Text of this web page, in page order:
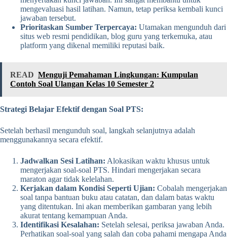
mengevaluasi hasil latihan. Namun, tetap periksa kembali kunci
jawaban tersebut.
Prioritaskan Sumber Terpercaya: Utamakan mengunduh dari
situs web resmi pendidikan, blog guru yang terkemuka, atau
platform yang dikenal memiliki reputasi baik.
READ Menguji Pemahaman Lingkungan: Kumpulan
Contoh Soal Ulangan Kelas 10 Semester 2
Strategi Belajar Efektif dengan Soal PTS:
Setelah berhasil mengunduh soal, langkah selanjutnya adalah
menggunakannya secara efektif.
Jadwalkan Sesi Latihan: Alokasikan waktu khusus untuk
mengerjakan soal-soal PTS. Hindari mengerjakan secara
maraton agar tidak kelelahan.
Kerjakan dalam Kondisi Seperti Ujian: Cobalah mengerjakan
soal tanpa bantuan buku atau catatan, dan dalam batas waktu
yang ditentukan. Ini akan memberikan gambaran yang lebih
akurat tentang kemampuan Anda.
Identifikasi Kesalahan: Setelah selesai, periksa jawaban Anda.
Perhatikan soal-soal yang salah dan coba pahami mengapa Anda